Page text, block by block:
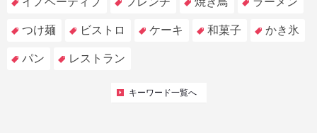
つけ麺 ビストロ ケーキ 和菓子 かき氷
パン レストラン
キーワード一覧へ